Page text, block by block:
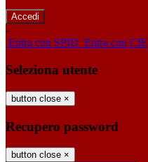
-
Entra con SPID Entra con CIE
Seleziona utente
button close ×
Recupero password
button close ×